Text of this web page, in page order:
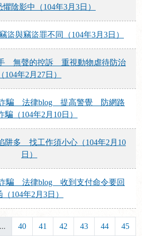
陰影中（104年3月3日）
與竊盜罪不同（104年3月3日）
無聲的控訴 重視動物虐待防治
（104年2月27日）
騙 法律blog 提高警覺 防網路
騙（104年2月10日）
多 找工作須小心（104年2月10
日）
騙 法律blog 收到支付命令要回
（104年2月3日）
... 40 41 42 43 44 45